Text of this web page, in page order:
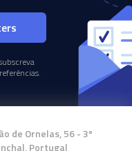
de Ornelas, 56 - 3º
Portugal